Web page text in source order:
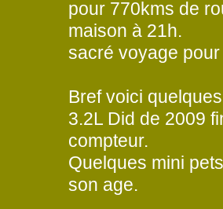
pour 770kms de
maison à 21h.
sacré voyage
Bref voici
3.2L Did de 2009
compteur.
Quelques mini
son age.